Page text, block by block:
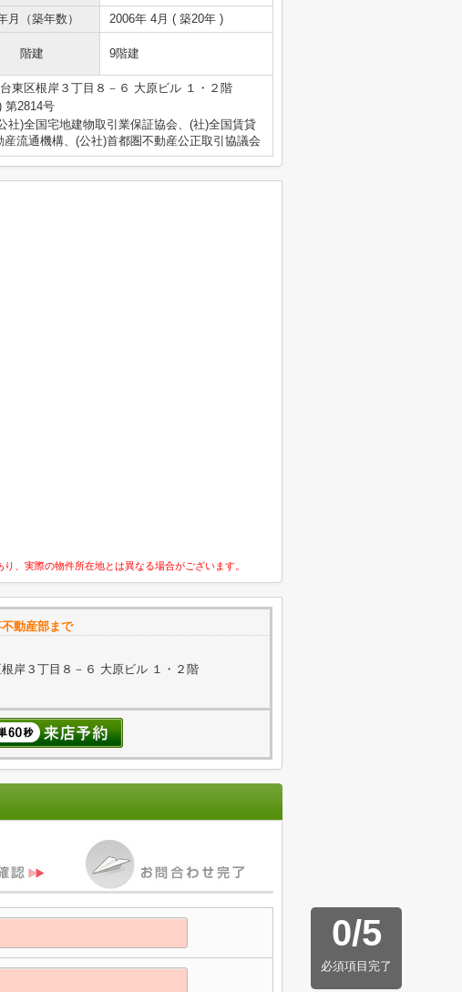
月（築年数） 2006年 4月 ( 築20年 )
階建 9階建
東区根岸３丁目８－６ 大原ビル １・２階
第2814号
社)全国宅地建物取引業保証協会、(社)全国賃貸
流通機構、(公社)首都圏不動産公正取引協議会
、実際の物件所在地とは異なる場合がございます。
動産部まで
岸３丁目８－６ 大原ビル １・２階
0/5
必須項目完了